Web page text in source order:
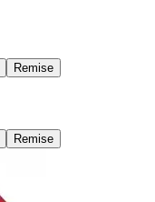
Remise
Remise